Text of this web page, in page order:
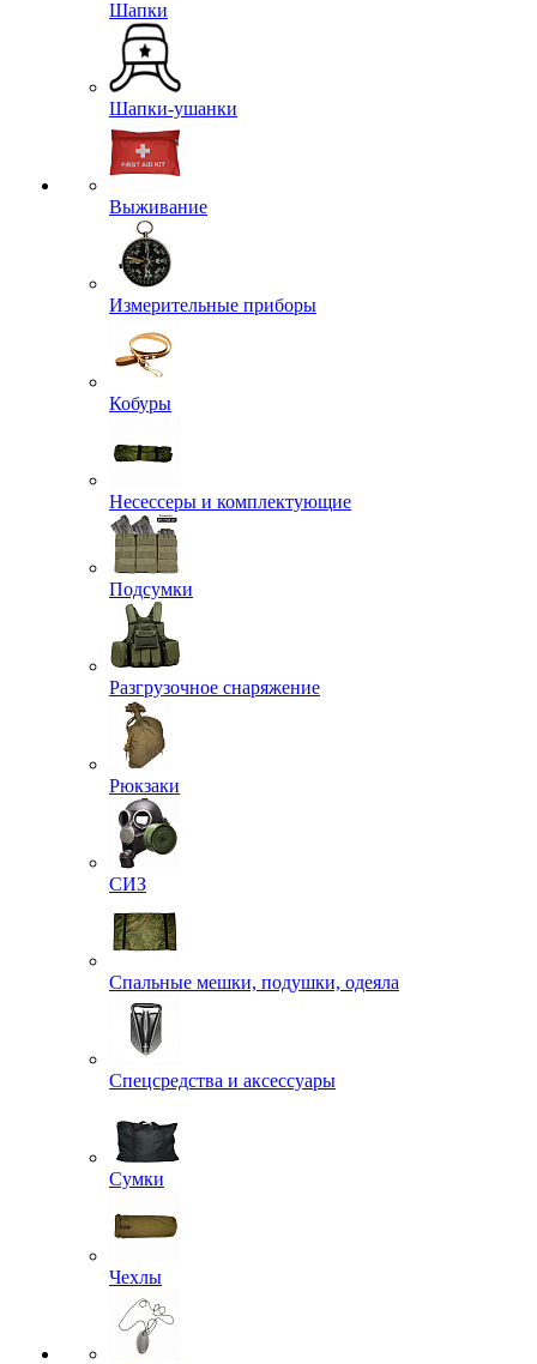
Шапки
Шапки-ушанки
Выживание
Измерительные приборы
Кобуры
Несессеры и комплектующие
Подсумки
Разгрузочное снаряжение
Рюкзаки
СИЗ
Спальные мешки, подушки, одеяла
Спецсредства и аксессуары
Сумки
Чехлы